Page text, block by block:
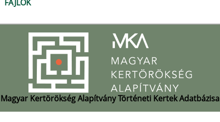
FÁJLOK
Magyar Kertörökség Alapítvány Történeti Kertek Adatbázisa